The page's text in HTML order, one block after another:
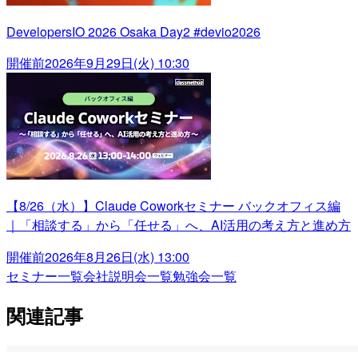
DevelopersIO 2026 Osaka Day2 #devio2026
開催前2026年9月29日(火) 10:30
【8/26（水）】Claude Coworkセミナー バックオフィス編
｜「相談する」から「任せる」へ、AI活用の考え方と進め方
開催前2026年8月26日(水) 13:00
セミナー一覧会社説明会一覧勉強会一覧
関連記事